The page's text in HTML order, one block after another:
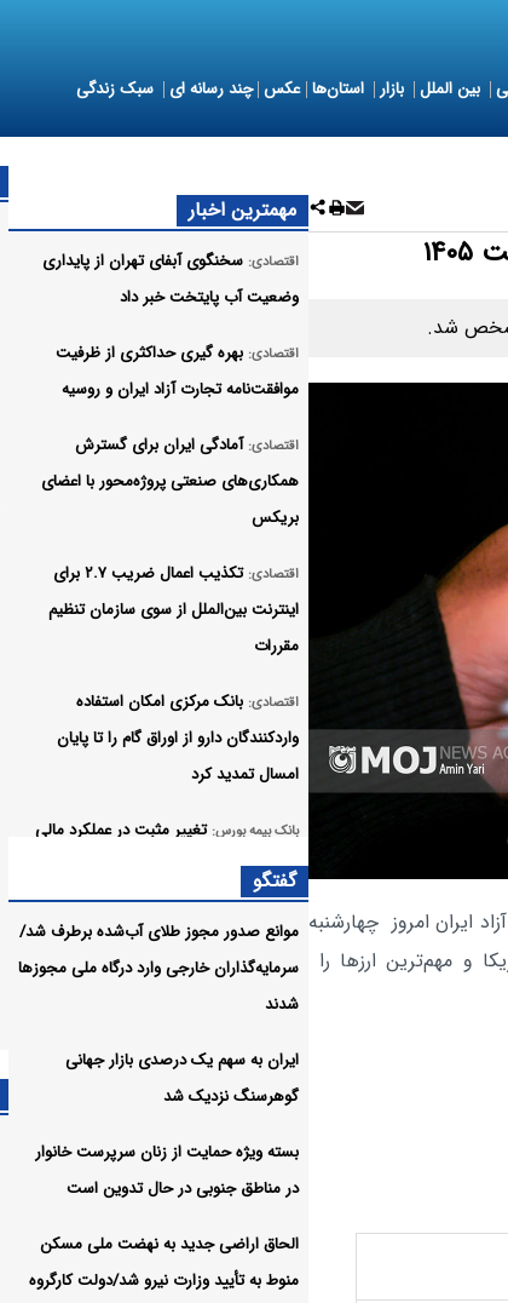
بین الملل بازار استان‌ها عکس چند رسانه ای سبک زندگی
ایران امروز چهارشنبه
و مهم‌ترین ارزها را
مهمترین اخبار
اقتصادی: سخنگوی آبفای تهران از پایداری
وضعیت آب پایتخت خبر داد
اقتصادی: بهره گیری حداکثری از ظرفیت
موافقت‌نامه تجارت آزاد ایران و روسیه
اقتصادی: آمادگی ایران برای گسترش
همکاری‌های صنعتی پروژه‌محور با اعضای
بریکس
اقتصادی:
تکذیب اعمال ضریب ۲.۷ برای
اینترنت بین‌الملل از سوی سازمان تنظیم
مقررات
اقتصادی: بانک مرکزی امکان استفاده
واردکنندگان دارو از اوراق گام را تا پایان
امسال تمدید کرد
بانک بیمه بورس: تغییر مثبت در عملکرد مالی
رشد کرد
اقتصادی:
۱۹۴ هزار انشعاب غیر مجاز از شبکه
برق جمع‌آوری شد
اقتصادی: معاملات ۶ رمزارز متوقف شد
صنعت معدن تجارت: قیمت خودرو امروز
اقتصادی: افزایش قیمت طلا رکورد هفته ای زد
گفتگو
موانع صدور مجوز طلای آب‌شده برطرف شد/
سرمایه‌گذاران خارجی وارد درگاه ملی مجوزها
شدند
ایران به سهم یک‌ درصدی بازار جهانی
گوهرسنگ نزدیک شد
بسته ویژه حمایت از زنان سرپرست خانوار
در مناطق جنوبی در حال تدوین است
الحاق اراضی جدید به نهضت ملی مسکن
منوط به تأیید وزارت نیرو شد/دولت کارگروه